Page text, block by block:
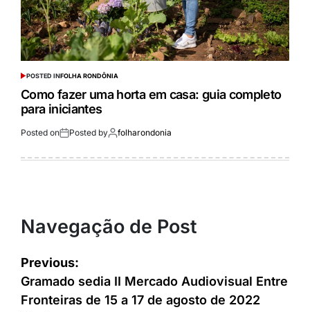
POSTED INFOLHA RONDÔNIA
Como fazer uma horta em casa: guia completo
para iniciantes
Posted on Posted by folharondonia
Navegação de Post
Previous:
Gramado sedia II Mercado Audiovisual Entre
Fronteiras de 15 a 17 de agosto de 2022